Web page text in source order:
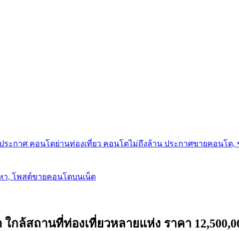
ระกาศ คอนโดย่านท่องเที่ยว คอนโดไม่ถึงล้าน ประกาศขายคอนโด
, โพสต์ขายคอนโดบนเน็ต
กล้สถานที่ท่องเที่ยวหลายแห่ง ราคา